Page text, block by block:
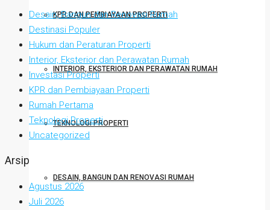
KPR DAN PEMBIAYAAN PROPERTI
INTERIOR, EKSTERIOR DAN PERAWATAN RUMAH
TEKNOLOGI PROPERTI
DESAIN, BANGUN DAN RENOVASI RUMAH
Desain, Bangun dan Renovasi Rumah
Destinasi Populer
Hukum dan Peraturan Properti
Interior, Eksterior dan Perawatan Rumah
Investasi Properti
KPR dan Pembiayaan Properti
Rumah Pertama
Teknologi Properti
Uncategorized
Arsip
Agustus 2026
Juli 2026